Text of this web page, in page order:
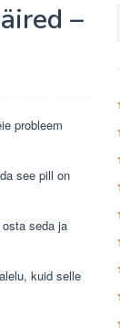
–
probleem
see pill on
seda ja
kuid selle